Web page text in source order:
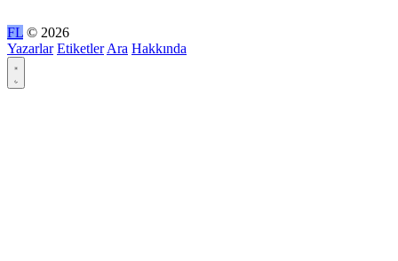
FL © 2026
Yazarlar Etiketler Ara Hakkında